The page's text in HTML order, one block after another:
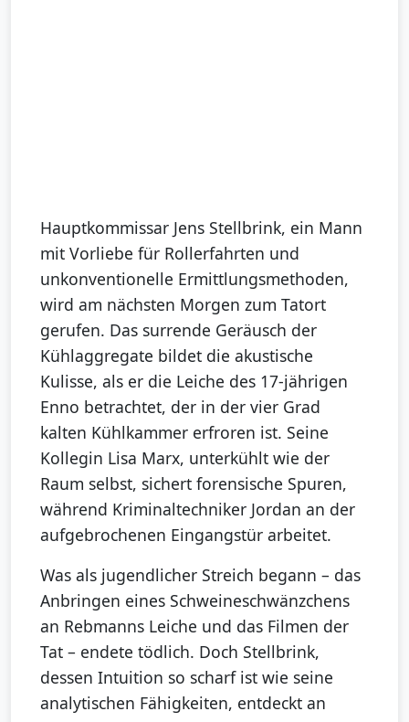
Hauptkommissar Jens Stellbrink, ein Mann
mit Vorliebe für Rollerfahrten und
unkonventionelle Ermittlungsmethoden,
wird am nächsten Morgen zum Tatort
gerufen. Das surrende Geräusch der
Kühlaggregate bildet die akustische
Kulisse, als er die Leiche des 17-jährigen
Enno betrachtet, der in der vier Grad
kalten Kühlkammer erfroren ist. Seine
Kollegin Lisa Marx, unterkühlt wie der
Raum selbst, sichert forensische Spuren,
während Kriminaltechniker Jordan an der
aufgebrochenen Eingangstür arbeitet.
Was als jugendlicher Streich begann – das
Anbringen eines Schweineschwänzchens
an Rebmanns Leiche und das Filmen der
Tat – endete tödlich. Doch Stellbrink,
dessen Intuition so scharf ist wie seine
analytischen Fähigkeiten, entdeckt an